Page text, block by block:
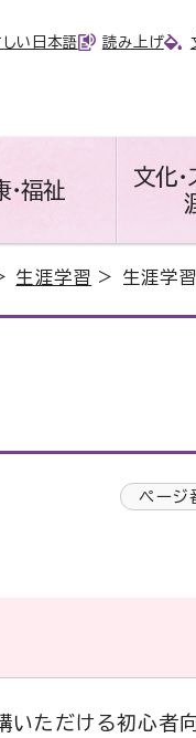
い日本語 読み上げ
・福祉
文化・
生涯学習 > 生涯学
ページ
いただける初心者